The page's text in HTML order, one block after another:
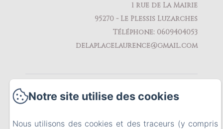
1 rue de La Mairie
95270 - Le Plessis Luzarches
Téléphone: 0609404053
delaplacelaurence@gmail.com
Retour à l'accueil
Notre site utilise des cookies
Nous utilisons des cookies et des traceurs (y compris